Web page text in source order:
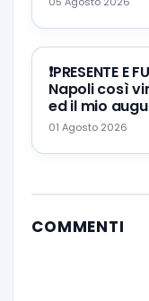
❗️PRESENTE
Napoli così
ed il mio
01 Agosto 2026
COMMENTI